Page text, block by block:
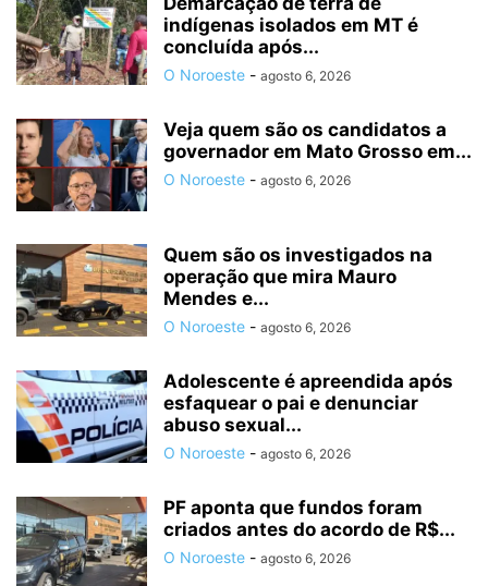
indígenas isolados em MT é
concluída após...
O Noroeste - agosto 6, 2026
Veja quem são os candidatos a
governador em Mato Grosso em...
O Noroeste - agosto 6, 2026
Quem são os investigados na
operação que mira Mauro
Mendes e...
O Noroeste - agosto 6, 2026
Adolescente é apreendida após
esfaquear o pai e denunciar
abuso sexual...
O Noroeste - agosto 6, 2026
PF aponta que fundos foram
criados antes do acordo de R$...
O Noroeste - agosto 6, 2026